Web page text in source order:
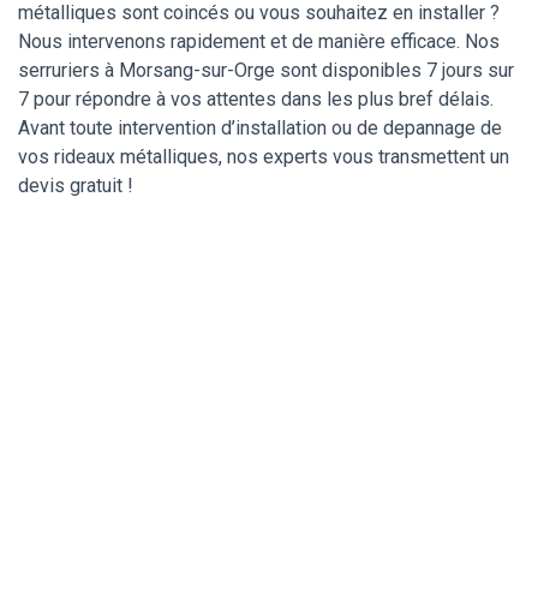
métalliques sont coincés ou vous souhaitez en installer ?
Nous intervenons rapidement et de manière efficace. Nos
serruriers à Morsang-sur-Orge sont disponibles 7 jours sur
7 pour répondre à vos attentes dans les plus bref délais.
Avant toute intervention d’installation ou de depannage de
vos rideaux métalliques, nos experts vous transmettent un
devis gratuit !